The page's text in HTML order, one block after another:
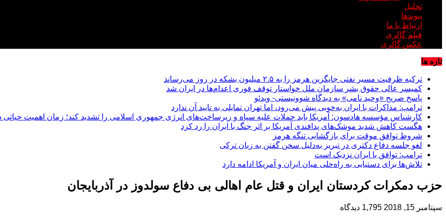
تحلیل
پیوندها
ارتباط با ما
فیلم گالری
عکس گالری
تازه ها
ترکیه ظرفیت مسیر نفتی جایگزین هرمز را به ۲.۵ میلیون بشکه در روز می‌رساند
کمیسر عالی حقوق بشر سازمان ملل خواستار توقف فوری اعدام‌ها در ایران شد
پاسخ صریح «وحید نامی» به دیدگاه شوونیستی- ویدئو
ترامپ: مذاکرات با ایران به‌خوبی پیش می‌رود، اما تهران تمایلی به تایید آن ندارد
کارشناس مؤسسه هادسون: آمریکا باید حملات علیه سپاه و زیرساخت‌های انرژی جمهوری اسلامی را تشدید کند؛ زمان اهمیت حیاتی
هگست کاهش شدید موشک‌های پدافندی آمریکا بر اثر جنگ با ایران را رد کرد
شروط توافق موقت برای بازگشایی تنگه هرمز
لغو جلسه دفاع دکتری در تبریز به‌دلیل سخن گفتن به زبان ترکی
ترامپ: توافق با ایران نزدیک است
تلاش‌ها برای دستیابی به راه‌حلی میان ایران و آمریکا ادامه دارد
حزب دمکرات کردستان ایران و قتل عام اهالی بی دفاع سولدوز در آذربایجان
سپتامبر 15, 2018 1,795 دیدگاه